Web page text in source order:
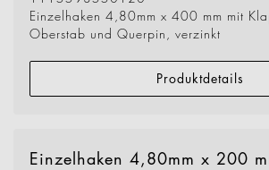
Einzelhaken 4,80mm x 400 mm mit
Oberstab und Querpin, verzinkt
Produktdetails
Einzelhaken 4,80mm x 200